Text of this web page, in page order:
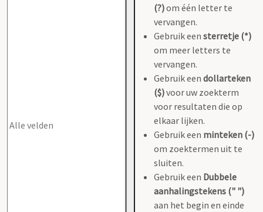
(?)om één letter te
vervangen.
Gebruik een sterretje (*)
om meer letters te
vervangen.
Gebruik een dollarteken
($)voor uw zoekterm
voor resultaten die op
elkaar lijken.
Gebruik een minteken (-)
om zoektermen uit te
sluiten.
Gebruik een Dubbele
aanhalingstekens (" ")
aan het begin en einde